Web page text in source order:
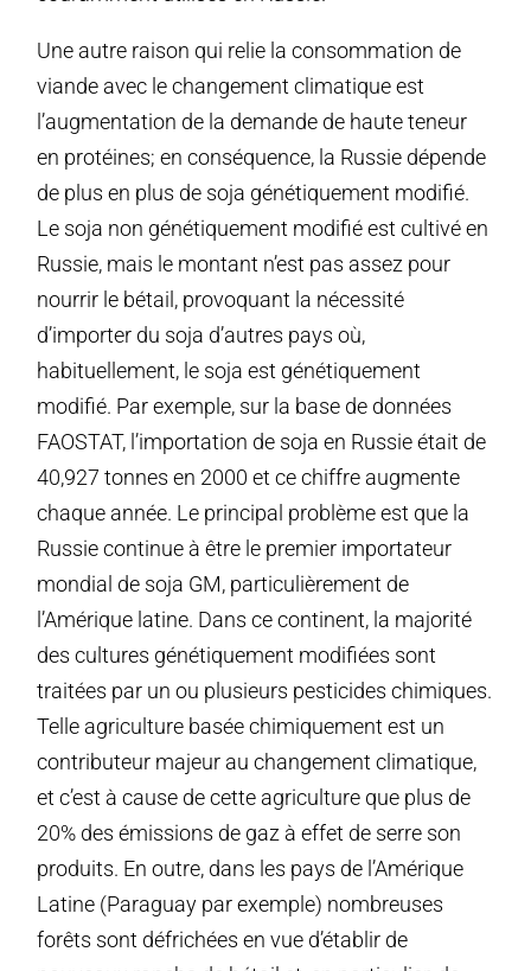
Une autre raison qui relie la consommation de
viande avec le changement climatique est
l’augmentation de la demande de haute teneur
en protéines; en conséquence, la Russie dépende
de plus en plus de soja génétiquement modifié.
Le soja non génétiquement modifié est cultivé en
Russie, mais le montant n’est pas assez pour
nourrir le bétail, provoquant la nécessité
d’importer du soja d’autres pays où,
habituellement, le soja est génétiquement
modifié. Par exemple, sur la base de données
FAOSTAT, l’importation de soja en Russie était de
40,927 tonnes en 2000 et ce chiffre augmente
chaque année. Le principal problème est que la
Russie continue à être le premier importateur
mondial de soja GM, particulièrement de
l’Amérique latine. Dans ce continent, la majorité
des cultures génétiquement modifiées sont
traitées par un ou plusieurs pesticides chimiques.
Telle agriculture basée chimiquement est un
contributeur majeur au changement climatique,
et c’est à cause de cette agriculture que plus de
20% des émissions de gaz à effet de serre son
produits. En outre, dans les pays de l’Amérique
Latine (Paraguay par exemple) nombreuses
forêts sont défrichées en vue d’établir de